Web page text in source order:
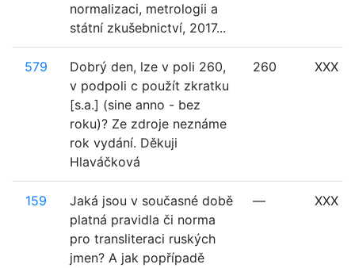
normalizaci, metrologii a
státní zkušebnictví, 2017...
579
Dobrý den, lze v poli 260,
v podpoli c použít zkratku
[s.a.] (sine anno - bez
roku)? Ze zdroje neznáme
rok vydání. Děkuji
Hlaváčková
260 XXX
159
Jaká jsou v současné době
platná pravidla či norma
pro transliteraci ruských
jmen? A jak popřípadě
— XXX